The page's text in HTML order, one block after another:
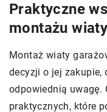
Praktyczne
montażu wiaty
Montaż wiaty
decyzji o jej zakupie,
odpowiednią uwagę.
praktycznych, które